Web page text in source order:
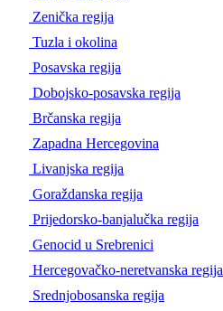
Zenička regija
Tuzla i okolina
Posavska regija
Dobojsko-posavska regija
Brčanska regija
Zapadna Hercegovina
Livanjska regija
Goraždanska regija
Prijedorsko-banjalučka regija
Genocid u Srebrenici
Hercegovačko-neretvanska regija
Srednjobosanska regija